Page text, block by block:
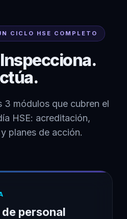
CICLO HSE COMPLETO
3 módulos que cubren el
HSE: acreditación,
planes de acción.
personal